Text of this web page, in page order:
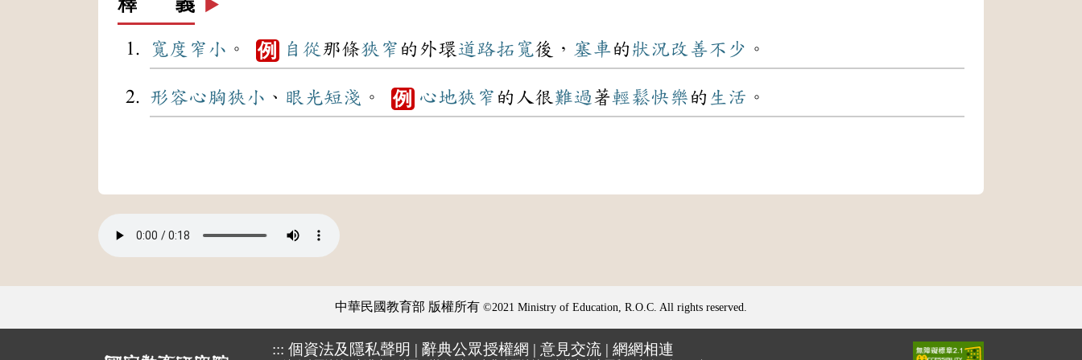
釋 義 ▶️
寬度 窄小 。 例 自從 那條狹窄 的外環道路拓寬後， 塞車的 狀況改善不少 。
形容心胸狹小 、 眼光短淺 。 例 心地狹窄 的人很難過著輕鬆快樂 的 生活 。
中華民國教育部 版權所有 ©2021 Ministry of Education, R.O.C. All rights reserved.
::: 個資法及隱私聲明 | 辭典公眾授權網 | 意見交流 | 網網相連